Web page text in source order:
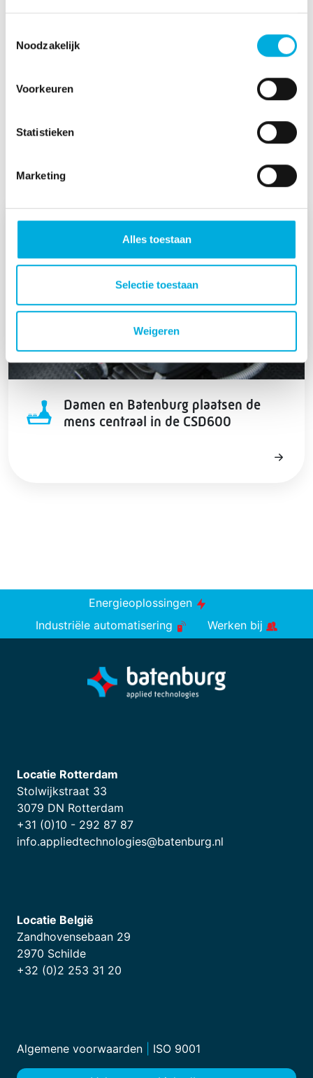
Noodzakelijk
Voorkeuren
Statistieken
Marketing
Alles toestaan
Selectie toestaan
Weigeren
gert.van.ree@batenburg.nl
Innovatieverhalen uit de maritieme
Damen en Batenburg plaatsen de
mens centraal in de CSD600
Energieoplossingen
Industriële automatisering
Werken bij
Locatie Rotterdam
Stolwijkstraat 33
3079 DN Rotterdam
+31 (0)10 - 292 87 87
info.appliedtechnologies@batenburg.nl
Locatie België
Zandhovensebaan 29
2970 Schilde
+32 (0)2 253 31 20
Algemene voorwaarden ISO 9001